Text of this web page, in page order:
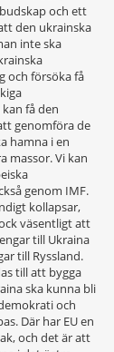
och ett
den ukrainska
inte ska
och försöka få
få den
genomföra de
hamna i en
massor. Vi kan
genom IMF.
kollapsar,
väsentligt att
till Ukraina
till Ryssland.
till att bygga
ska kunna bli
och
Där har EU en
och det är att